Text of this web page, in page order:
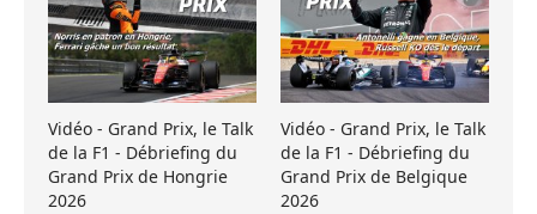
Vidéo - Grand Prix, le Talk
de la F1 - Débriefing du
Grand Prix de Hongrie
2026
Vidéo - Grand Prix, le Talk
de la F1 - Débriefing du
Grand Prix de Belgique
2026